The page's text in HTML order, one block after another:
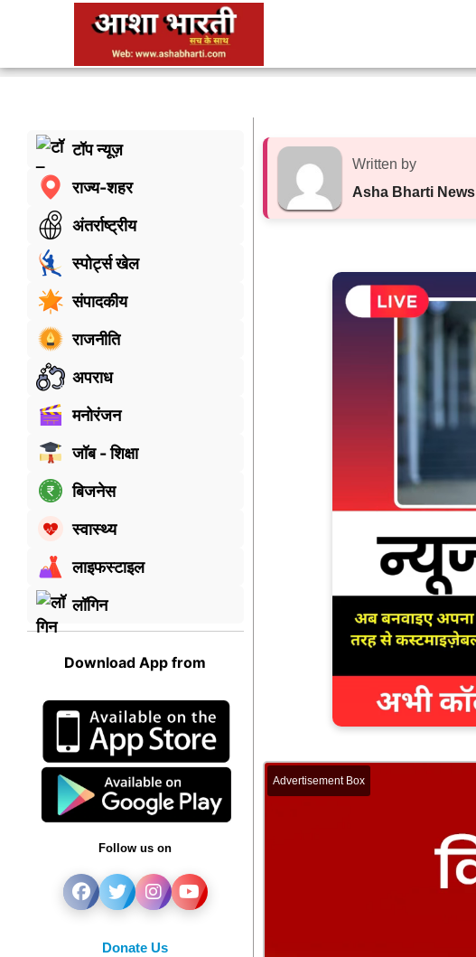
टॉप न्यूज़
राज्य-शहर
अंतर्राष्ट्रीय
स्पोर्ट्स खेल
संपादकीय
राजनीति
अपराध
मनोरंजन
जॉब - शिक्षा
बिजनेस
स्वास्थ्य
लाइफस्टाइल
लॉगिन
Download App from
Follow us on
Donate Us
Written by
Asha Bharti News
Advertisement Box